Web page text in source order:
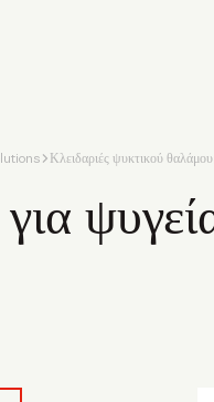
Κλειδαριές ψυκτικού